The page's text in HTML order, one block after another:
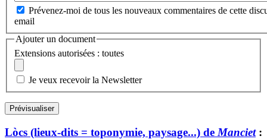
Prévenez-moi de tous les nouveaux commentaires de cette
email
Ajouter un document
Extensions autorisées : toutes
Je veux recevoir la Newsletter
Lòcs (lieux-dits = toponymie, paysage...) de Manciet: